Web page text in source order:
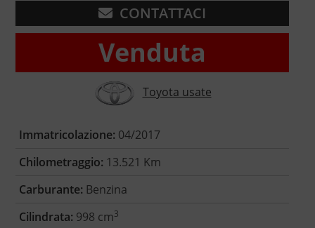
CONTATTACI
Venduta
Toyota usate
Immatricolazione: 04/2017
Chilometraggio: 13.521 Km
Carburante: Benzina
Cilindrata: 998 cm3